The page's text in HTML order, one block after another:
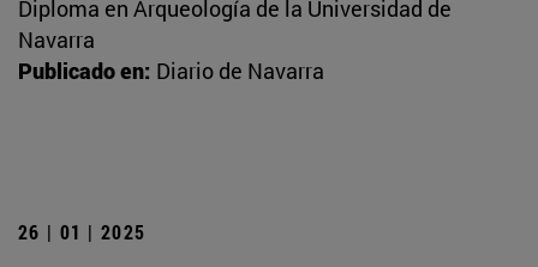
Diploma en Arqueología de la Universidad de
Navarra
Publicado en: Diario de Navarra
26 | 01 | 2025